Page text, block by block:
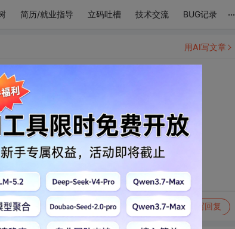
简历/就业指导 立码吐槽 技术交流 BUG记录 ...
动态 举报 写回复
用AI写文章